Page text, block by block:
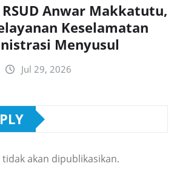
Anwar Makkatutu,
Keselamatan
Menyusul
Jul 29, 2026
akan dipublikasikan.